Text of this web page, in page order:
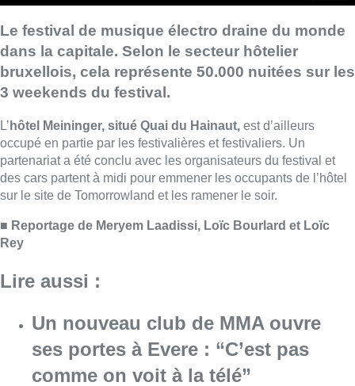
Rey
Lire aussi :
ses portes à Evere : “C’est pas
comme on voit à la télé”